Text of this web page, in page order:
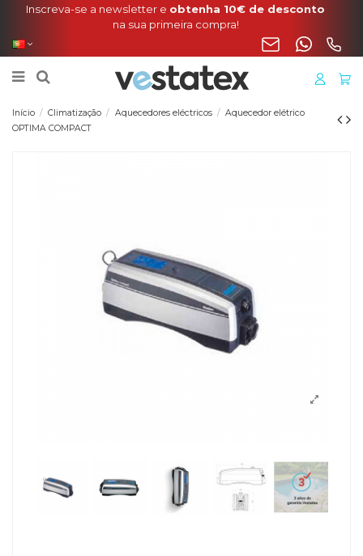
Portes incluídos na sua encomenda de manta, cobertura
o liner para a Península
Início Climatização Aquecedores eléctricos
Aquecedor elétrico
OPTIMA COMPACT